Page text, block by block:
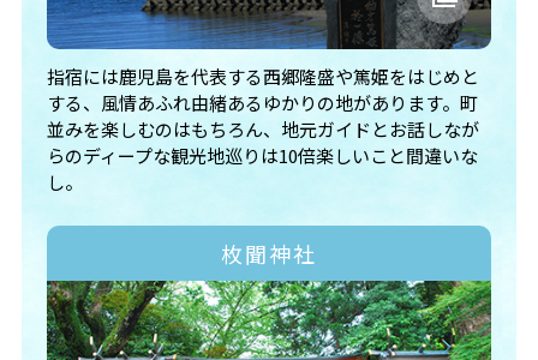
指宿には鹿児島を代表する西郷隆盛や篤姫をはじめと
する、風情あふれ由緒あるゆかりの地があります。町
並みを楽しむのはもちろん、地元ガイドとお話しなが
らのディープな観光地巡りは10倍楽しいこと間違いな
し。
枚聞神社